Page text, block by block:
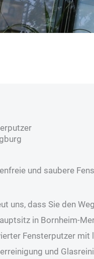
und saubere
uns, dass Sie den
in Bornheim-
Fensterputzer mit
und